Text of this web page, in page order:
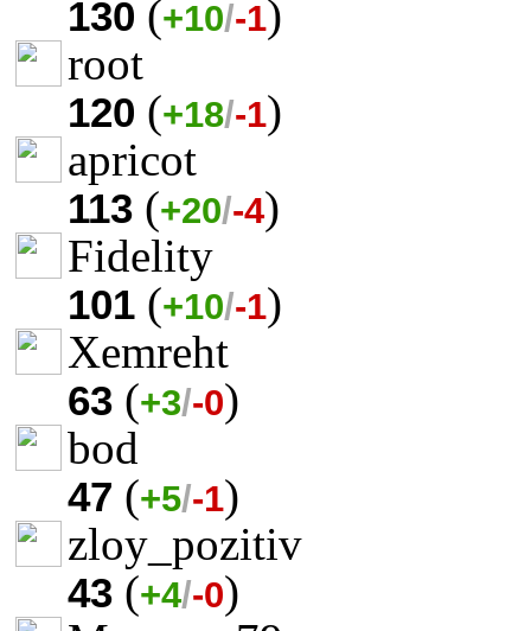
130 (+10/-1)
root
120 (+18/-1)
apricot
113 (+20/-4)
Fidelity
101 (+10/-1)
Xemreht
63 (+3/-0)
bod
47 (+5/-1)
zloy_pozitiv
43 (+4/-0)